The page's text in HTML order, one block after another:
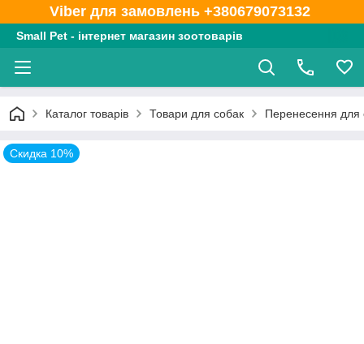
Viber для замовлень +380679073132
Small Pet - інтернет магазин зоотоварів
Каталог товарів Товари для собак Перенесення для
Скидка 10%